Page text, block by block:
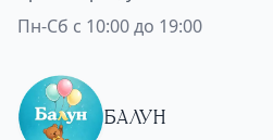
Пн-Сб с 10:00 до 19:00
БАЛУН